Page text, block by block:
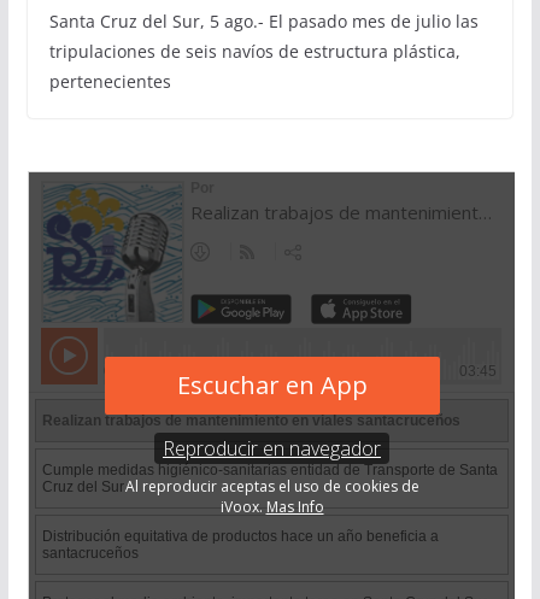
Santa Cruz del Sur, 5 ago.- El pasado mes de julio las
tripulaciones de seis navíos de estructura plástica,
pertenecientes